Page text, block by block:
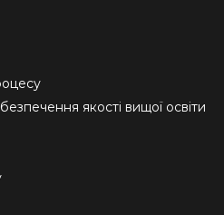
якості вищої освіти